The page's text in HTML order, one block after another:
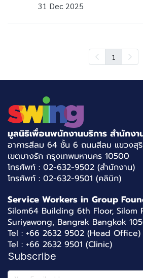
31 Dec 2025
1
มูลนิธิเพื่อนพนักงานบริการ สำนักง
อาคารสีลม 64 ชั้น 6 ถนนสีลม แขวงสุ
เขตบางรัก กรุงเทพมหานคร 10500
โทรศัพท์ : 02-632-9502 (สำนักงาน)
โทรศัพท์ : 02-632-9501 (คลินิก)
Service Workers in Group
Silom64 Building 6th Floor, Silom
Suriyawong, Bangrak Bangkok
Tel : +66 2632 9502 (Head Office)
Tel : +66 2632 9501 (Clinic)
Subscribe